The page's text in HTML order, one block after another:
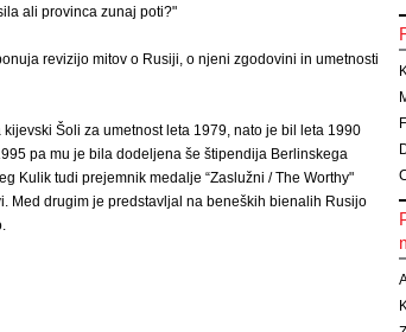
ali provinca zunaj poti?"
revizijo mitov o Rusiji, o njeni zgodovini in umetnosti
Šoli za umetnost leta 1979, nato je bil leta 1990
pa mu je bila dodeljena še štipendija Berlinskega
Kulik tudi prejemnik medalje “Zaslužni / The Worthy"
Med drugim je predstavljal na beneških bienalih Rusijo